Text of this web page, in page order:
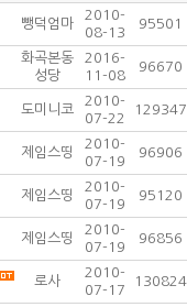
뺑덕엄마
2010-
08-13
95501
화곡본동
성당
2016-
11-08
96670
도미니코
2010-
07-22
129347
제임스띵
2010-
07-19
96906
제임스띵
2010-
07-19
95120
제임스띵
2010-
07-19
96856
로사
2010-
07-17
130824